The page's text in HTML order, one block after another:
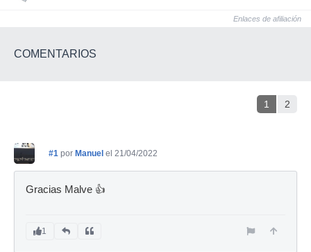
Enlaces de afiliación
COMENTARIOS
1 2
#1 por Manuel el 21/04/2022
Gracias Malve 👍
1